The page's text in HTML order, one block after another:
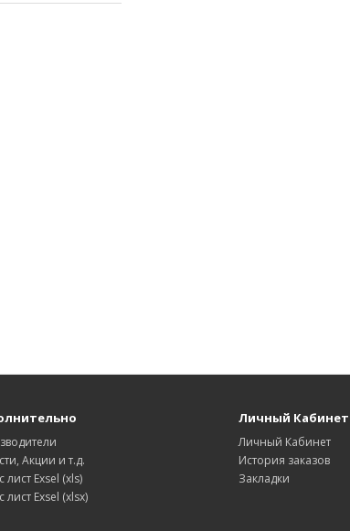
Акции и т.д.
лист Exsel (xls)
лист Exsel (xlsx)
Личный Кабинет
Личный Кабинет
История заказов
Закладки